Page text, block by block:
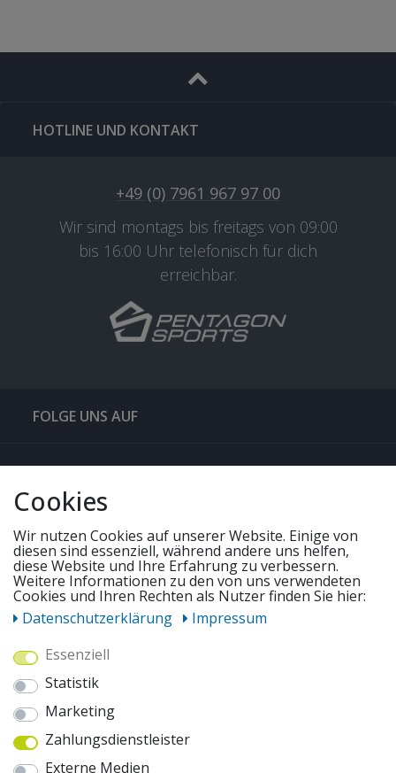
HOTLINE UND KONTAKT
+49 (0) 7961 967 97 00
Wir sind montags bis freitags von 09:00
bis 16:00 Uhr telefonisch für dich
erreichbar.
FOLGE UNS AUF
QUICKLINKS & TIPPS
UNSERE ANGEBOTE
WIR VERSENDEN MIT
AUSZEICHNUNGEN & SICHERHEIT
Cookies
Wir nutzen Cookies auf unserer Website. Einige von
diesen sind essenziell, während andere uns helfen,
diese Website und Ihre Erfahrung zu verbessern.
Weitere Informationen zu den von uns verwendeten
Cookies und Ihren Rechten als Nutzer finden Sie hier:
Daten­schutz­erklärung
Impressum
Essenziell
Statistik
Marketing
Zahlungsdienstleister
Externe Medien